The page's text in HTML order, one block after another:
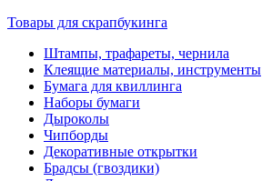
Товары для скрапбукинга
Штампы, трафареты, чернила
Клеящие материалы, инструменты
Бумага для квиллинга
Наборы бумаги
Дыроколы
Чипборды
Декоративные открытки
Брадсы (гвоздики)